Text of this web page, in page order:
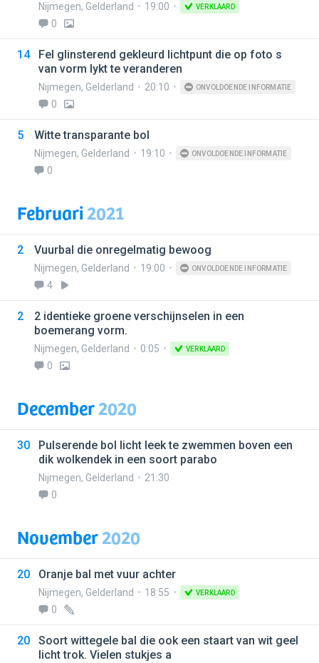
Nijmegen, Gelderland 19:00 VERKLAARD
0
14
Fel glinsterend gekleurd lichtpunt die op foto s
van vorm lykt te veranderen
Nijmegen, Gelderland 20:10 ONVOLDOENDE INFORMATIE
0
5 Witte transparante bol
Nijmegen, Gelderland 19:10 ONVOLDOENDE INFORMATIE
0
Februari2021
2 Vuurbal die onregelmatig bewoog
Nijmegen, Gelderland 19:00 ONVOLDOENDE INFORMATIE
4
2
2 identieke groene verschijnselen in een
boemerang vorm.
Nijmegen, Gelderland 0:05 VERKLAARD
0
December2020
30
Pulserende bol licht leek te zwemmen boven een
dik wolkendek in een soort parabo
Nijmegen, Gelderland
21:30
0
November2020
20 Oranje bal met vuur achter
Nijmegen, Gelderland 18:55 VERKLAARD
0
20
Soort wittegele bal die ook een staart van wit geel
licht trok. Vielen stukjes a